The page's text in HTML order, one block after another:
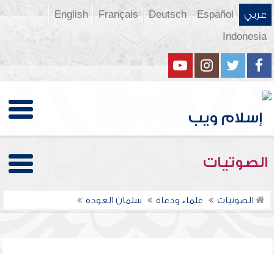
عربي Español
Deutsch
Français
English
Indonesia
الصوتيات
الصوتيات علماء ودعاة سلمان العودة